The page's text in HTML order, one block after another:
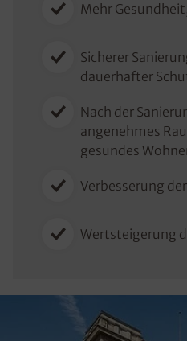
Mehr
Sicherer
dauerhafter
Nach der
angenehmes
gesundes
Verbesserung
Wertsteigerung